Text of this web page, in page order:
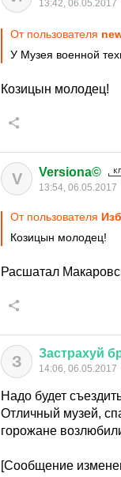
13:42, 06.05.2017
От пользователя
У Музея военной
Козицын молодец!
V Versiona©
13:54, 06.05.2017
От пользователя
Козицын молодец!
Расшатал
З Застрахуй
14:06, 06.05.2017
Надо будет
Отличный музей,
горожане
[Сообщение